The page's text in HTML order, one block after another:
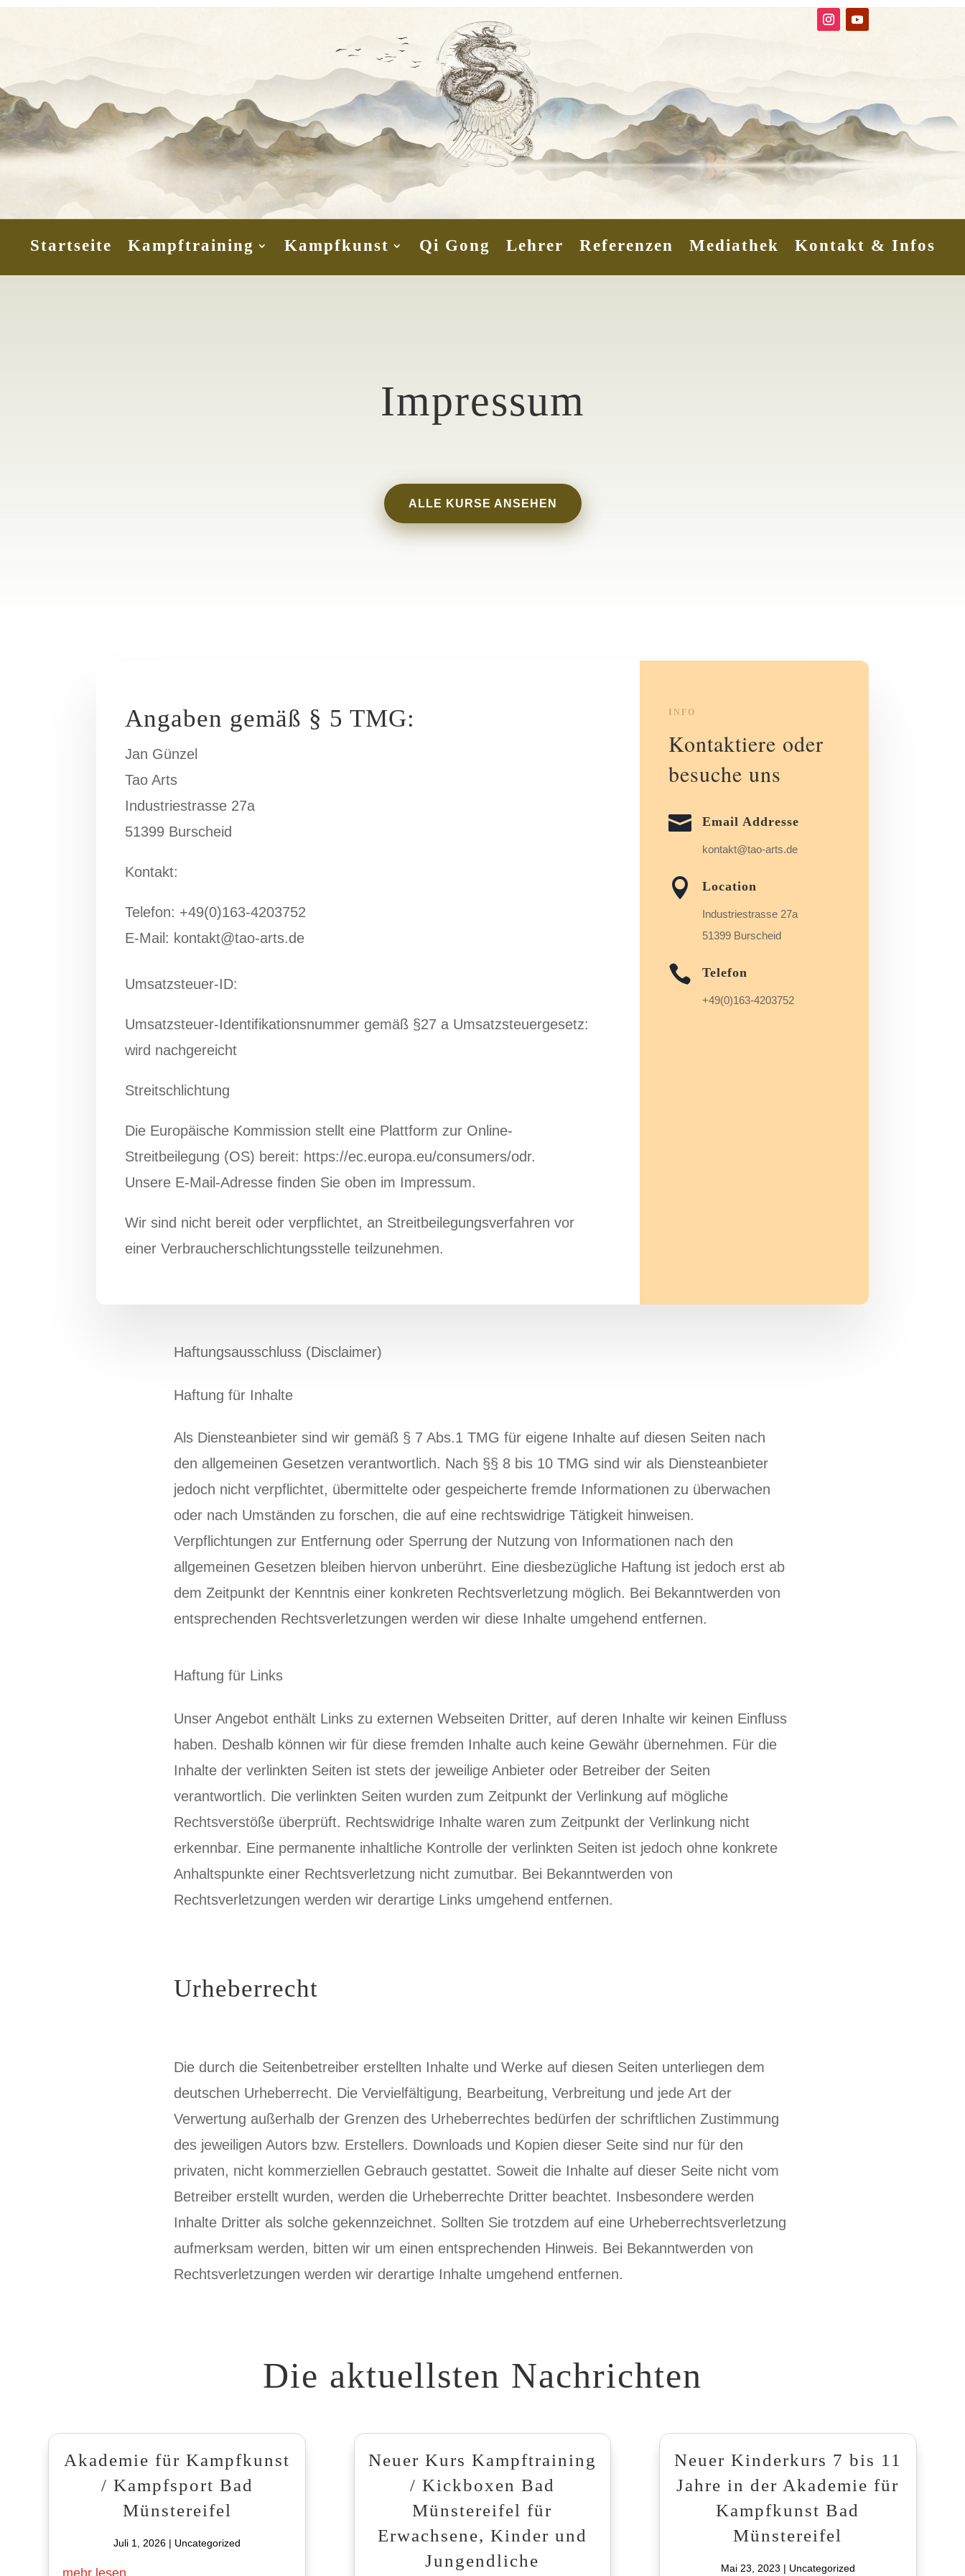
Startseite Kampftraining Kampfkunst Qi Gong Lehrer Referenzen Mediathek Kontakt & Infos
Impressum
ALLE KURSE ANSEHEN
Angaben gemäß § 5 TMG:
Jan Günzel
Tao Arts
Industriestrasse 27a
51399 Burscheid
Kontakt:
Telefon: +49(0)163-4203752
E-Mail: kontakt@tao-arts.de
Umsatzsteuer-ID:
Umsatzsteuer-Identifikationsnummer gemäß §27 a Umsatzsteuergesetz:
wird nachgereicht
Streitschlichtung
Die Europäische Kommission stellt eine Plattform zur Online-
Streitbeilegung (OS) bereit: https://ec.europa.eu/consumers/odr.
Unsere E-Mail-Adresse finden Sie oben im Impressum.
Wir sind nicht bereit oder verpflichtet, an Streitbeilegungsverfahren vor
einer Verbraucherschlichtungsstelle teilzunehmen.
INFO
Kontaktiere oder
besuche uns
 Email Addresse
kontakt@tao-arts.de
 Location
Industriestrasse 27a
51399 Burscheid
 Telefon
+49(0)163-4203752
Haftungsausschluss (Disclaimer)
Haftung für Inhalte
Als Diensteanbieter sind wir gemäß § 7 Abs.1 TMG für eigene Inhalte auf diesen Seiten nach
den allgemeinen Gesetzen verantwortlich. Nach §§ 8 bis 10 TMG sind wir als Diensteanbieter
jedoch nicht verpflichtet, übermittelte oder gespeicherte fremde Informationen zu überwachen
oder nach Umständen zu forschen, die auf eine rechtswidrige Tätigkeit hinweisen.
Verpflichtungen zur Entfernung oder Sperrung der Nutzung von Informationen nach den
allgemeinen Gesetzen bleiben hiervon unberührt. Eine diesbezügliche Haftung ist jedoch erst ab
dem Zeitpunkt der Kenntnis einer konkreten Rechtsverletzung möglich. Bei Bekanntwerden von
entsprechenden Rechtsverletzungen werden wir diese Inhalte umgehend entfernen.
Haftung für Links
Unser Angebot enthält Links zu externen Webseiten Dritter, auf deren Inhalte wir keinen Einfluss
haben. Deshalb können wir für diese fremden Inhalte auch keine Gewähr übernehmen. Für die
Inhalte der verlinkten Seiten ist stets der jeweilige Anbieter oder Betreiber der Seiten
verantwortlich. Die verlinkten Seiten wurden zum Zeitpunkt der Verlinkung auf mögliche
Rechtsverstöße überprüft. Rechtswidrige Inhalte waren zum Zeitpunkt der Verlinkung nicht
erkennbar. Eine permanente inhaltliche Kontrolle der verlinkten Seiten ist jedoch ohne konkrete
Anhaltspunkte einer Rechtsverletzung nicht zumutbar. Bei Bekanntwerden von
Rechtsverletzungen werden wir derartige Links umgehend entfernen.
Urheberrecht
Die durch die Seitenbetreiber erstellten Inhalte und Werke auf diesen Seiten unterliegen dem
deutschen Urheberrecht. Die Vervielfältigung, Bearbeitung, Verbreitung und jede Art der
Verwertung außerhalb der Grenzen des Urheberrechtes bedürfen der schriftlichen Zustimmung
des jeweiligen Autors bzw. Erstellers. Downloads und Kopien dieser Seite sind nur für den
privaten, nicht kommerziellen Gebrauch gestattet. Soweit die Inhalte auf dieser Seite nicht vom
Betreiber erstellt wurden, werden die Urheberrechte Dritter beachtet. Insbesondere werden
Inhalte Dritter als solche gekennzeichnet. Sollten Sie trotzdem auf eine Urheberrechtsverletzung
aufmerksam werden, bitten wir um einen entsprechenden Hinweis. Bei Bekanntwerden von
Rechtsverletzungen werden wir derartige Inhalte umgehend entfernen.
Die aktuellsten Nachrichten
Akademie für Kampfkunst
/ Kampfsport Bad
Münstereifel
Juli 1, 2026 | Uncategorized
Neuer Kurs Kampftraining
/ Kickboxen Bad
Münstereifel für
Erwachsene, Kinder und
Jungendliche
Neuer Kinderkurs 7 bis 11
Jahre in der Akademie für
Kampfkunst Bad
Münstereifel
Mai 23, 2023 | Uncategorized